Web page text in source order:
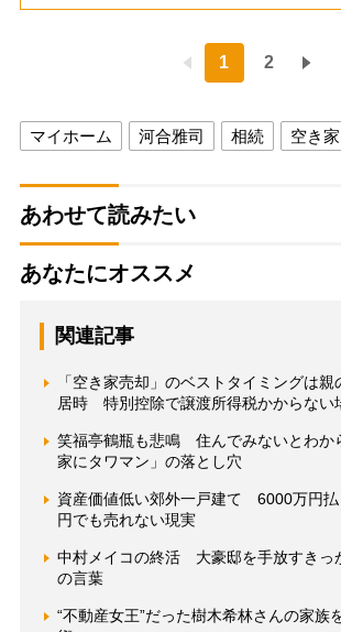
1 2
マイホーム 河合雅司 相続 空き家
あわせて読みたい
あなたにオススメ
関連記事
「空き家売却」のベストタイミングは親
居時 特別控除で譲渡所得税かからない
笑福亭鶴瓶も悲鳴 住んでみないとわか
家にタワマン」の落とし穴
資産価値低い郊外一戸建て 6000万円
円でも売れない現実
中村メイコの終活 大豪邸を手放すきっ
の言葉
“不動産女王”だった樹木希林さんの家族